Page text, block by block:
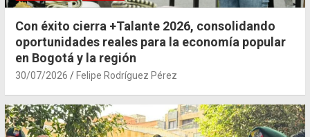
Con éxito cierra +Talante 2026, consolidando
oportunidades reales para la economía popular
en Bogotá y la región
30/07/2026 Felipe Rodríguez Pérez